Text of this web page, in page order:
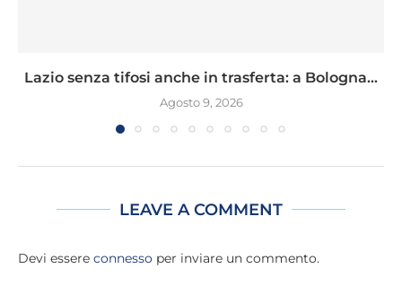
Lazio senza tifosi anche in trasferta: a Bologna...
Agosto 9, 2026
LEAVE A COMMENT
Devi essere connesso per inviare un commento.